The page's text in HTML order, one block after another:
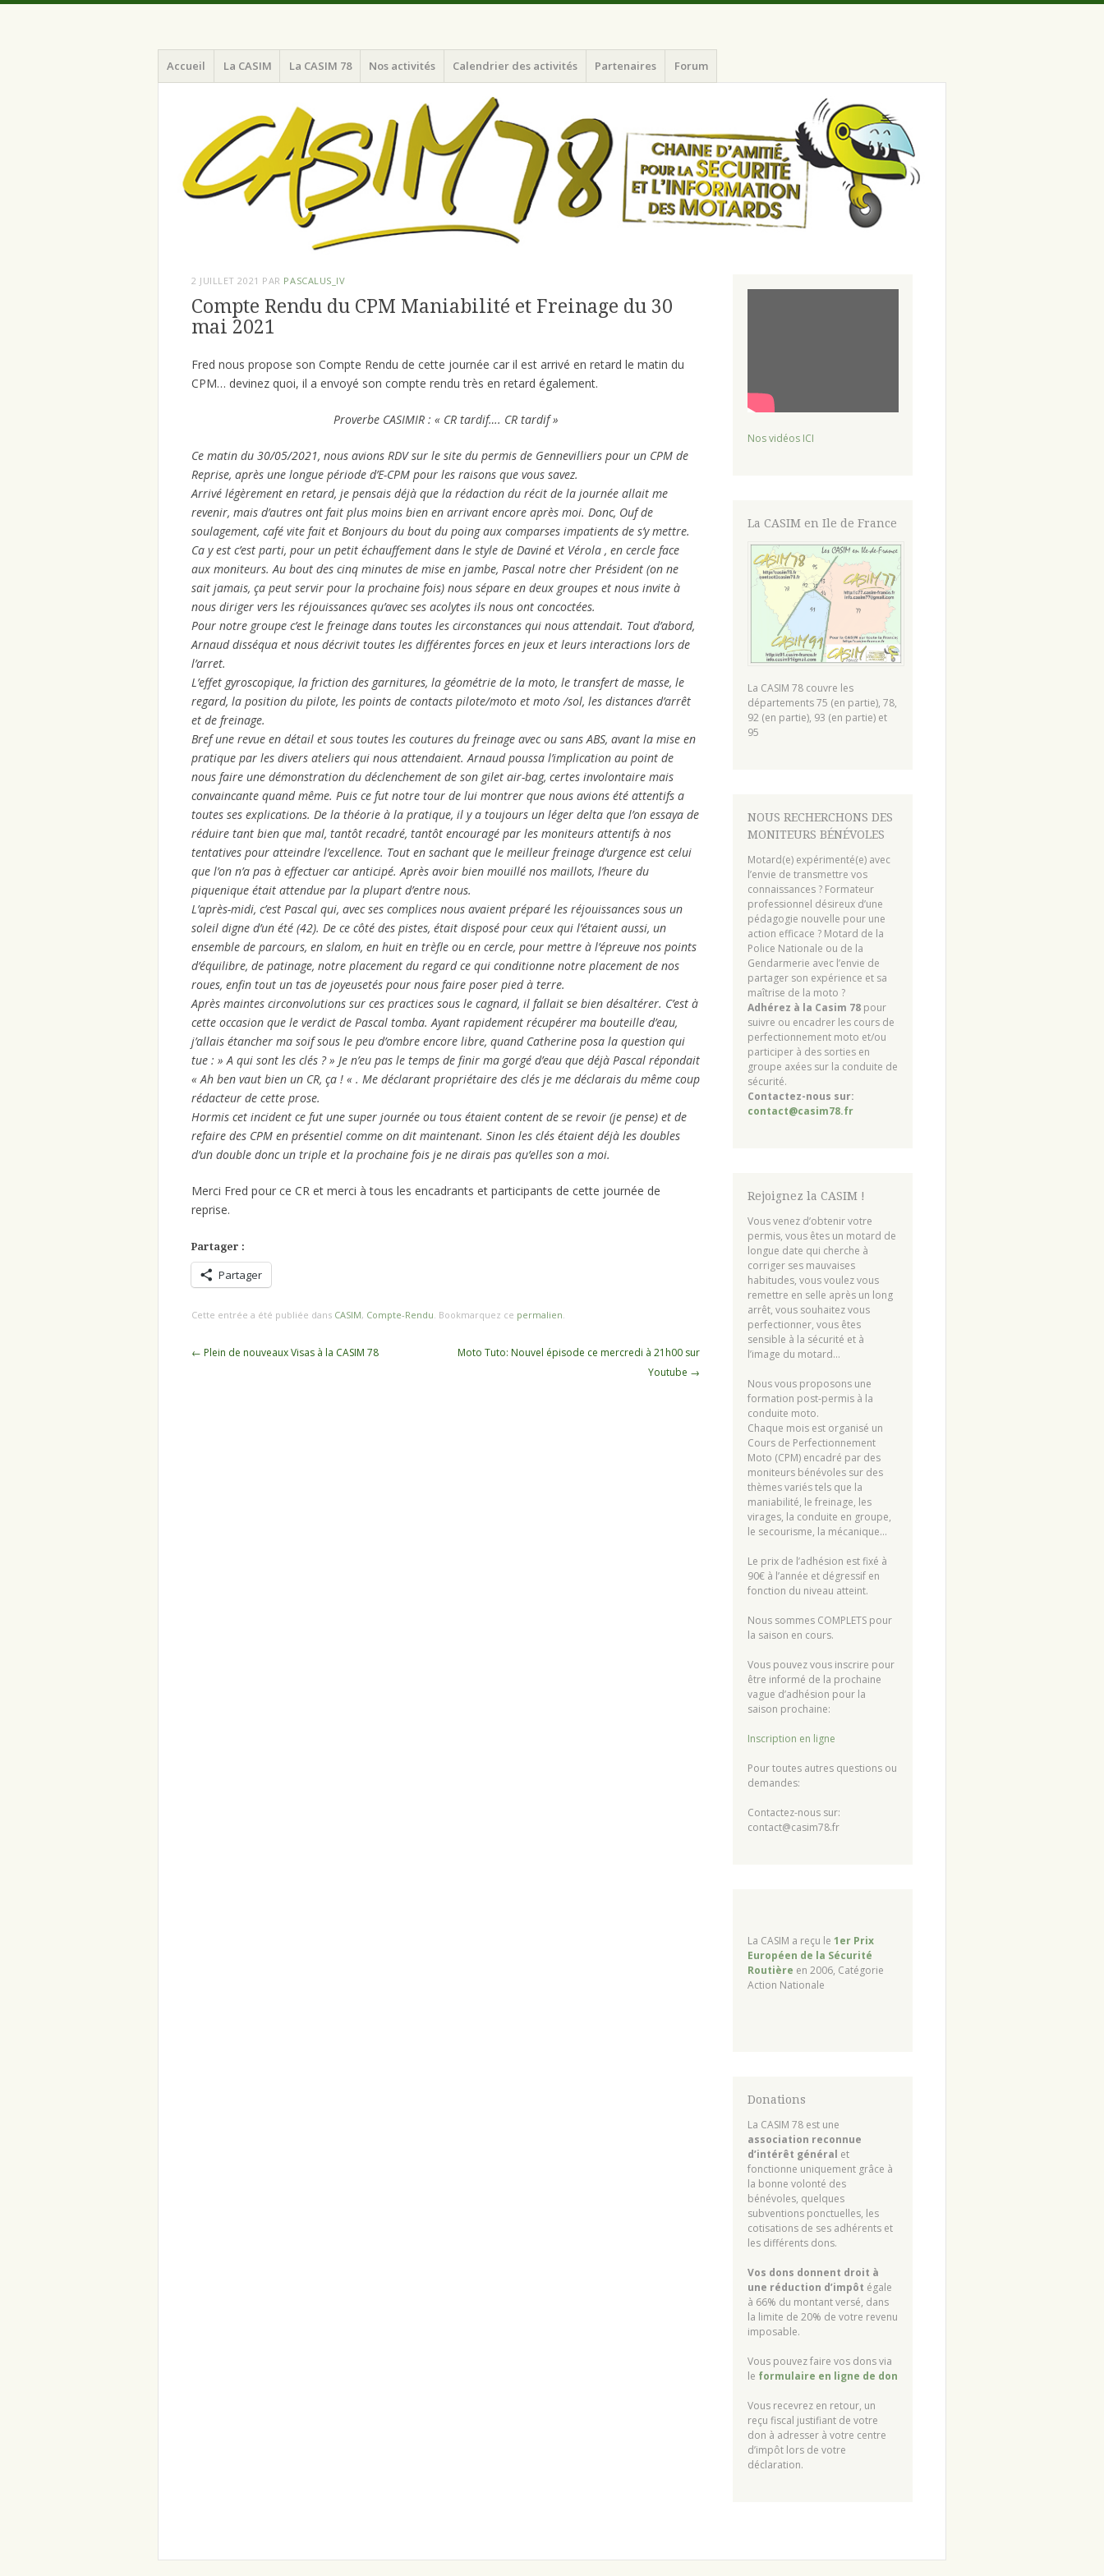
CASIM 78
Chaine d'Amitié pour la Sécurité et l'Information des Motards du N-O de l'Ile de France
Menu
Aller
au
Accueil La CASIM La CASIM 78 Nos activités Calendrier des activités Partenaires Forum
2 JUILLET 2021 PAR PASCALUS_IV
Compte Rendu du CPM Maniabilité et Freinage du 30
mai 2021
Fred nous propose son Compte Rendu de cette journée car il est arrivé en retard le matin du
CPM… devinez quoi, il a envoyé son compte rendu très en retard également.
Proverbe CASIMIR : « CR tardif…. CR tardif »
Ce matin du 30/05/2021, nous avions RDV sur le site du permis de Gennevilliers pour un CPM de
Reprise, après une longue période d’E-CPM pour les raisons que vous savez.
Arrivé légèrement en retard, je pensais déjà que la rédaction du récit de la journée allait me
revenir, mais d’autres ont fait plus moins bien en arrivant encore après moi. Donc, Ouf de
soulagement, café vite fait et Bonjours du bout du poing aux comparses impatients de s’y mettre.
Ca y est c’est parti, pour un petit échauffement dans le style de Daviné et Vérola , en cercle face
aux moniteurs. Au bout des cinq minutes de mise en jambe, Pascal notre cher Président (on ne
sait jamais, ça peut servir pour la prochaine fois) nous sépare en deux groupes et nous invite à
nous diriger vers les réjouissances qu’avec ses acolytes ils nous ont concoctées.
Pour notre groupe c’est le freinage dans toutes les circonstances qui nous attendait. Tout d’abord,
Arnaud disséqua et nous décrivit toutes les différentes forces en jeux et leurs interactions lors de
l’arret.
L’effet gyroscopique, la friction des garnitures, la géométrie de la moto, le transfert de masse, le
regard, la position du pilote, les points de contacts pilote/moto et moto /sol, les distances d’arrêt
et de freinage.
Bref une revue en détail et sous toutes les coutures du freinage avec ou sans ABS, avant la mise en
pratique par les divers ateliers qui nous attendaient. Arnaud poussa l’implication au point de
nous faire une démonstration du déclenchement de son gilet air-bag, certes involontaire mais
convaincante quand même. Puis ce fut notre tour de lui montrer que nous avions été attentifs a
toutes ses explications. De la théorie à la pratique, il y a toujours un léger delta que l’on essaya de
réduire tant bien que mal, tantôt recadré, tantôt encouragé par les moniteurs attentifs à nos
tentatives pour atteindre l’excellence. Tout en sachant que le meilleur freinage d’urgence est celui
que l’on n’a pas à effectuer car anticipé. Après avoir bien mouillé nos maillots, l’heure du
piquenique était attendue par la plupart d’entre nous.
L’après-midi, c’est Pascal qui, avec ses complices nous avaient préparé les réjouissances sous un
soleil digne d’un été (42). De ce côté des pistes, était disposé pour ceux qui l’étaient aussi, un
ensemble de parcours, en slalom, en huit en trèfle ou en cercle, pour mettre à l’épreuve nos points
d’équilibre, de patinage, notre placement du regard ce qui conditionne notre placement de nos
roues, enfin tout un tas de joyeusetés pour nous faire poser pied à terre.
Après maintes circonvolutions sur ces practices sous le cagnard, il fallait se bien désaltérer. C’est à
cette occasion que le verdict de Pascal tomba. Ayant rapidement récupérer ma bouteille d’eau,
j’allais étancher ma soif sous le peu d’ombre encore libre, quand Catherine posa la question qui
tue : » A qui sont les clés ? » Je n’eu pas le temps de finir ma gorgé d’eau que déjà Pascal répondait
« Ah ben vaut bien un CR, ça ! « . Me déclarant propriétaire des clés je me déclarais du même coup
rédacteur de cette prose.
Hormis cet incident ce fut une super journée ou tous étaient content de se revoir (je pense) et de
refaire des CPM en présentiel comme on dit maintenant. Sinon les clés étaient déjà les doubles
d’un double donc un triple et la prochaine fois je ne dirais pas qu’elles son a moi.
Merci Fred pour ce CR et merci à tous les encadrants et participants de cette journée de
reprise.
Partager :
Partager
Cette entrée a été publiée dans CASIM, Compte-Rendu. Bookmarquez ce permalien.
Navigation
← Plein de nouveaux Visas à la CASIM 78
Moto Tuto: Nouvel épisode ce mercredi à 21h00 sur
Youtube →
Nos vidéos ICI
La CASIM en Ile de France
La CASIM 78 couvre les
départements 75 (en partie), 78,
92 (en partie), 93 (en partie) et
95
NOUS RECHERCHONS DES
MONITEURS BÉNÉVOLES
Motard(e) expérimenté(e) avec
l’envie de transmettre vos
connaissances ? Formateur
professionnel désireux d’une
pédagogie nouvelle pour une
action efficace ? Motard de la
Police Nationale ou de la
Gendarmerie avec l’envie de
partager son expérience et sa
maîtrise de la moto ?
Adhérez à la Casim 78pour
suivre ou encadrer les cours de
perfectionnement moto et/ou
participer à des sorties en
groupe axées sur la conduite de
sécurité.
Contactez-nous sur:
contact@casim78.fr
Rejoignez la CASIM !
Vous venez d’obtenir votre
permis, vous êtes un motard de
longue date qui cherche à
corriger ses mauvaises
habitudes, vous voulez vous
remettre en selle après un long
arrêt, vous souhaitez vous
perfectionner, vous êtes
sensible à la sécurité et à
l’image du motard…
Nous vous proposons une
formation post-permis à la
conduite moto.
Chaque mois est organisé un
Cours de Perfectionnement
Moto (CPM) encadré par des
moniteurs bénévoles sur des
thèmes variés tels que la
maniabilité, le freinage, les
virages, la conduite en groupe,
le secourisme, la mécanique…
Le prix de l’adhésion est fixé à
90€ à l’année et dégressif en
fonction du niveau atteint.
Nous sommes COMPLETS pour
la saison en cours.
Vous pouvez vous inscrire pour
être informé de la prochaine
vague d’adhésion pour la
saison prochaine:
Inscription en ligne
Pour toutes autres questions ou
demandes:
Contactez-nous sur:
contact@casim78.fr
La CASIM a reçu le 1er Prix
Européen de la Sécurité
Routière en 2006, Catégorie
Action Nationale
Donations
La CASIM 78 est une
association reconnue
d’intérêt général et
fonctionne uniquement grâce à
la bonne volonté des
bénévoles, quelques
subventions ponctuelles, les
cotisations de ses adhérents et
les différents dons.
Vos dons donnent droit à
une réduction d’impôt égale
à 66% du montant versé, dans
la limite de 20% de votre revenu
imposable.
Vous pouvez faire vos dons via
le formulaire en ligne de don
Vous recevrez en retour, un
reçu fiscal justifiant de votre
don à adresser à votre centre
d’impôt lors de votre
déclaration.